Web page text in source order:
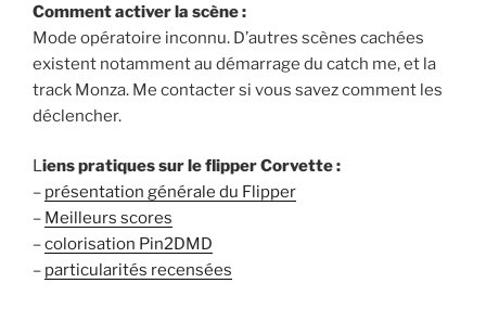
Comment activer la scène :
Mode opératoire inconnu. D’autres scènes cachées
existent notamment au démarrage du catch me, et la
track Monza. Me contacter si vous savez comment les
déclencher.
Liens pratiques sur le flipper Corvette :
– présentation générale du Flipper
– Meilleurs scores
–colorisation Pin2DMD
– particularités recensées